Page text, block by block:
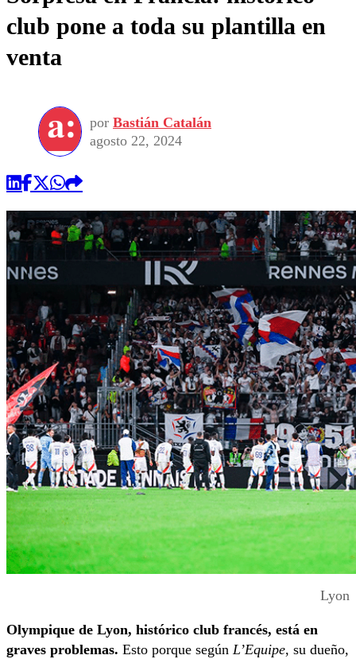
club pone a toda su plantilla en
venta
por Bastián Catalán
agosto 22, 2024
Lyon
Olympique de Lyon, histórico club francés, está en
graves problemas. Esto porque según L’Equipe, su dueño,